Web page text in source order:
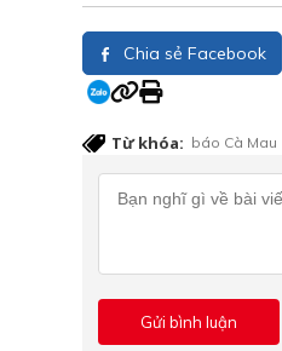
Chia sẻ Facebook
Từ khóa: báo Cà Mau